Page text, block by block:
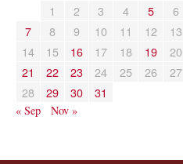
1 2 3 4 5
6
7
8 9 10 11 12
13
14
15 16 17 18 19
20
21
22 23 24 25 26
27
28
29 30 31
« Sep Nov »